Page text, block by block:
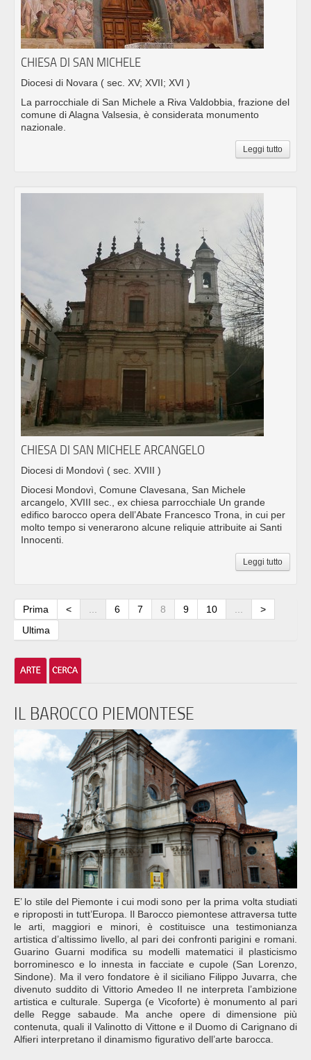
CHIESA DI SAN MICHELE
Diocesi di Novara ( sec. XV; XVII; XVI )
La parrocchiale di San Michele a Riva Valdobbia, frazione del
comune di Alagna Valsesia, è considerata monumento
nazionale.
Leggi tutto
CHIESA DI SAN MICHELE ARCANGELO
Diocesi di Mondovì ( sec. XVIII )
Diocesi Mondovì, Comune Clavesana, San Michele
arcangelo, XVIII sec., ex chiesa parrocchiale Un grande
edifico barocco opera dell’Abate Francesco Trona, in cui per
molto tempo si venerarono alcune reliquie attribuite ai Santi
Innocenti.
Leggi tutto
Prima < ... 6 7 8 9 10 ...
>
Ultima
IL BAROCCO PIEMONTESE
E’ lo stile del Piemonte i cui modi sono per la prima volta studiati
e riproposti in tutt’Europa. Il Barocco piemontese attraversa tutte
le arti, maggiori e minori, è costituisce una testimonianza
artistica d’altissimo livello, al pari dei confronti parigini e romani.
Guarino Guarni modifica su modelli matematici il plasticismo
borrominesco e lo innesta in facciate e cupole (San Lorenzo,
Sindone). Ma il vero fondatore è il siciliano Filippo Juvarra, che
divenuto suddito di Vittorio Amedeo II ne interpreta l’ambizione
artistica e culturale. Superga (e Vicoforte) è monumento al pari
delle Regge sabaude. Ma anche opere di dimensione più
contenuta, quali il Valinotto di Vittone e il Duomo di Carignano di
Alfieri interpretano il dinamismo figurativo dell’arte barocca.